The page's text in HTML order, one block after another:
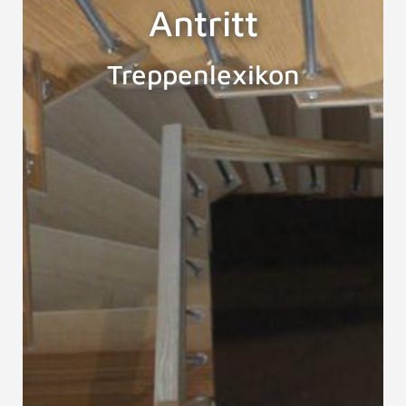
Antritt
Treppenlexikon